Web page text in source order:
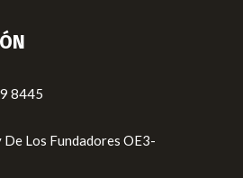
8445
Los Fundadores OE3-